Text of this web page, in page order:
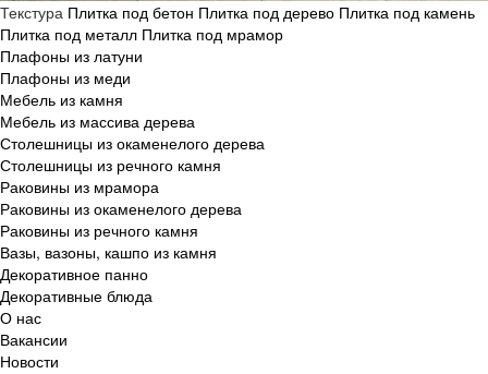
Текстура Плитка под бетон Плитка под дерево Плитка под камень
Плитка под металл Плитка под мрамор
Плафоны из латуни
Плафоны из меди
Мебель из камня
Мебель из массива дерева
Столешницы из окаменелого дерева
Столешницы из речного камня
Раковины из мрамора
Раковины из окаменелого дерева
Раковины из речного камня
Вазы, вазоны, кашпо из камня
Декоративное панно
Декоративные блюда
О нас
Вакансии
Новости